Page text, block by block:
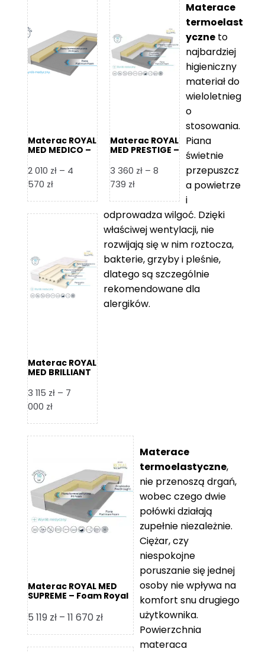
do
8
865 zł
Materac ROYAL
MED MEDICO –
2 010 zł – 4
570 złZakres
od
4
570 zł
Materac ROYAL
MED PRESTIGE –
3 360 zł – 8
739 złZakres
od
3
360 zł
do
8
739 zł
Materac ROYAL
MED BRILLIANT
3 115 zł – 7
000 złZakres
od
7
000 zł
Materace
termoelast
yczne to
najbardziej
higieniczny
materiał do
wieloletnieg
o
stosowania.
Piana
świetnie
przepuszcz
a powietrze
i
odprowadza wilgoć. Dzięki
właściwej wentylacji, nie
rozwijają się w nim roztocza,
bakterie, grzyby i pleśnie,
dlatego są szczególnie
rekomendowane dla
alergików.
Materac ROYAL MED
SUPREME – Foam Royal
5 119 zł – 11 670 złZakres
cen:
od
Materace
termoelastyczne,
nie przenoszą drgań,
wobec czego dwie
połówki działają
zupełnie niezależnie.
Ciężar, czy
niespokojne
poruszanie się jednej
osoby nie wpływa na
komfort snu drugiego
użytkownika.
Powierzchnia
materaca